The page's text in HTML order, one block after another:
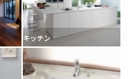
キッチン